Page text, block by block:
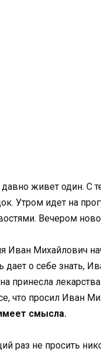
живет один. С
Утром идет на
Вечером
Иван Михайлович
дает о себе знать,
принесла
что просил Иван
смысла.
раз не просить